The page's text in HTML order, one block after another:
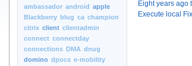
ambassador android apple
Blackberry blug ca champion
citrix client clientadmin
connect connectday
connections DMA dnug
domino dpocs e-mobility
Eight years ago
Execute local